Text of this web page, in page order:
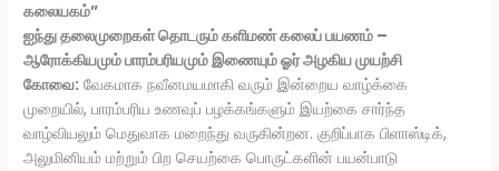
கலையகம்”
ஐந்து தலைமுறைகள் தொடரும் களிமண் கலைப் பயணம் –
ஆரோக்கியமும் பாரம்பரியமும் இணையும் ஓர் அழகிய முயற்சி
கோவை: வேகமாக நவீனமயமாகி வரும் இன்றைய வாழ்க்கை
முறையில், பாரம்பரிய உணவுப் பழக்கங்களும் இயற்கை சார்ந்த
வாழ்வியலும் மெதுவாக மறைந்து வருகின்றன. குறிப்பாக பிளாஸ்டிக்,
அலுமினியம் மற்றும் பிற செயற்கை பொருட்களின் பயன்பாடு